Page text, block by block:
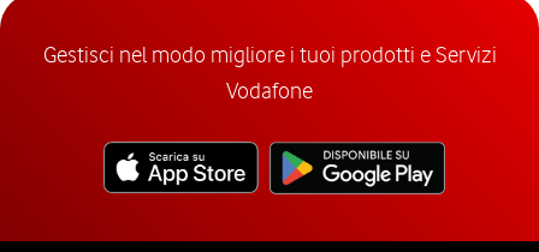
Gestisci nel modo migliore i tuoi prodotti e Servizi
Vodafone